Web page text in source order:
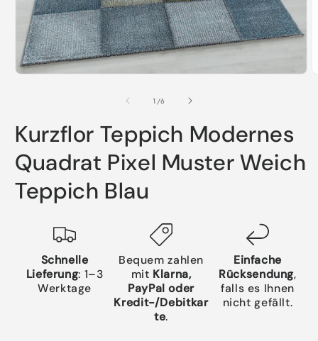
1 /von
6
Kurzflor Teppich Modernes
Quadrat Pixel Muster Weich
Teppich Blau
Schnelle
Lieferung: 1–3
Werktage
Bequem zahlen
mit Klarna,
PayPal oder
Kredit-/Debitkar
te.
Einfache
Rücksendung,
falls es Ihnen
nicht gefällt.